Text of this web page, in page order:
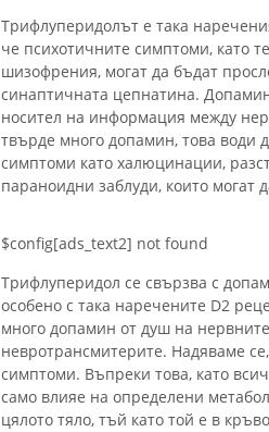
Трифлуперидолът е така
че психотичните симптоми, като
шизофрения, могат да бъдат
синаптичната цепнатина.
носител на информация между
твърде много допамин, това води
симптоми като халюцинации,
параноидни заблуди, които могат
$config[ads_text2] not found
Трифлуперидол се свързва с
особено с така наречените D2
много допамин от душ на
невротрансмитерите. Надяваме
симптоми. Въпреки това, като
само влияе на определени
цялото тяло, тъй като той е в